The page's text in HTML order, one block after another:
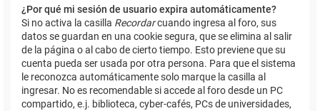
¿Por qué mi sesión de usuario expira automáticamente?
Si no activa la casilla Recordarcuando ingresa al foro, sus
datos se guardan en una cookie segura, que se elimina al salir
de la página o al cabo de cierto tiempo. Esto previene que su
cuenta pueda ser usada por otra persona. Para que el sistema
le reconozca automáticamente solo marque la casilla al
ingresar. No es recomendable si accede al foro desde un PC
compartido, e.j. biblioteca, cyber-cafés, PCs de universidades,